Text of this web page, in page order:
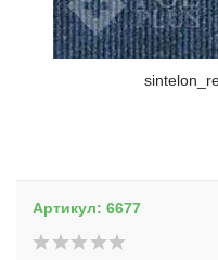
Артикул: 6677